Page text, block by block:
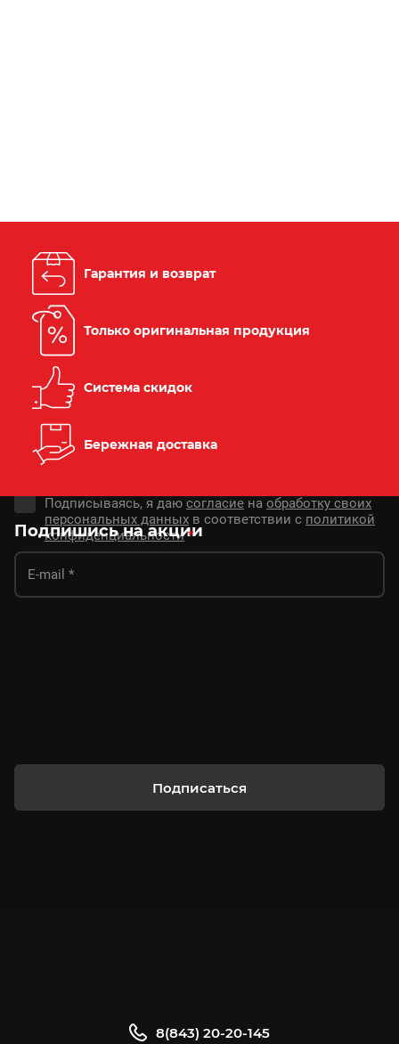
Гарантия и возврат
Только оригинальная продукция
Система скидок
Бережная доставка
Подпишись на акции
Подписываясь, я даю согласие на обработку своих
персональных данных в соответствии с политикой
конфиденциальности *
Подписаться
8(843) 20-20-145